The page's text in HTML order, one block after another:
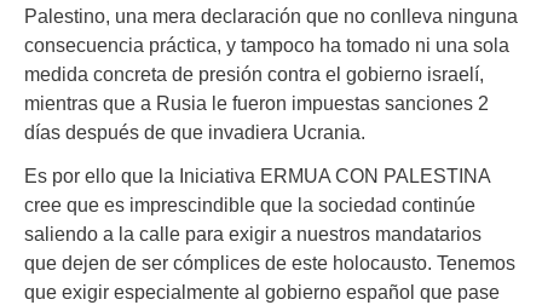
Palestino, una mera declaración que no conlleva ninguna
consecuencia práctica, y tampoco ha tomado ni una sola
medida concreta de presión contra el gobierno israelí,
mientras que a Rusia le fueron impuestas sanciones 2
días después de que invadiera Ucrania.
Es por ello que la Iniciativa ERMUA CON PALESTINA
cree que es imprescindible que la sociedad continúe
saliendo a la calle para exigir a nuestros mandatarios
que dejen de ser cómplices de este holocausto. Tenemos
que exigir especialmente al gobierno español que pase